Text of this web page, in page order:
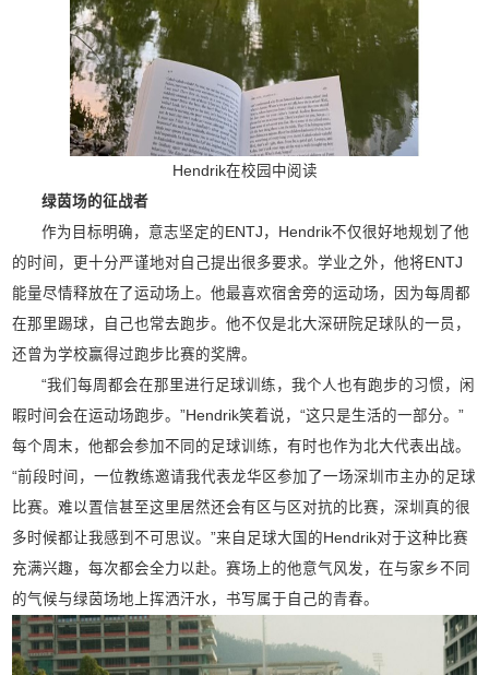
Hendrik在校园中阅读
绿茵场的征战者
作为目标明确，意志坚定的ENTJ，Hendrik不仅很好地规划了他
的时间，更十分严谨地对自己提出很多要求。学业之外，他将ENTJ
能量尽情释放在了运动场上。他最喜欢宿舍旁的运动场，因为每周都
在那里踢球，自己也常去跑步。他不仅是北大深研院足球队的一员，
还曾为学校赢得过跑步比赛的奖牌。
“我们每周都会在那里进行足球训练，我个人也有跑步的习惯，闲
暇时间会在运动场跑步。”Hendrik笑着说，“这只是生活的一部分。”
每个周末，他都会参加不同的足球训练，有时也作为北大代表出战。
“前段时间，一位教练邀请我代表龙华区参加了一场深圳市主办的足球
比赛。难以置信甚至这里居然还会有区与区对抗的比赛，深圳真的很
多时候都让我感到不可思议。”来自足球大国的Hendrik对于这种比赛
充满兴趣，每次都会全力以赴。赛场上的他意气风发，在与家乡不同
的气候与绿茵场地上挥洒汗水，书写属于自己的青春。